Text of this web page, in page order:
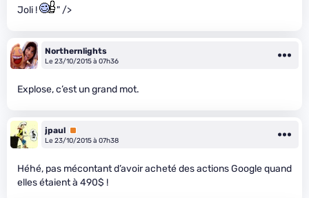
Joli ! " />
Northernlights
Le 23/10/2015 à 07h36
Explose, c’est un grand mot.
jpaul Premium
Le 23/10/2015 à 07h38
Héhé, pas mécontant d’avoir acheté des actions Google quand
elles étaient à 490$ !